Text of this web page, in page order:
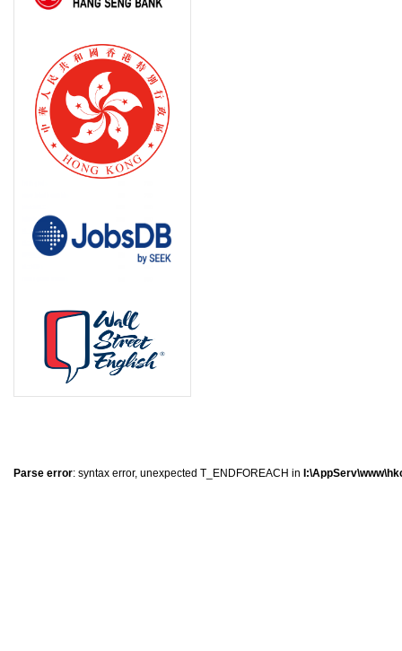
Parse error: syntax error, unexpected T_ENDFOREACH in